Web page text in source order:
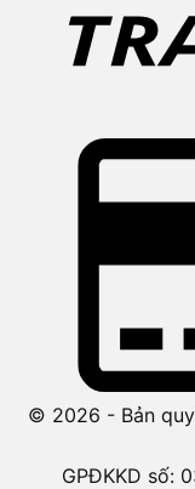
© 2026 - Bản
GPĐKKD số: